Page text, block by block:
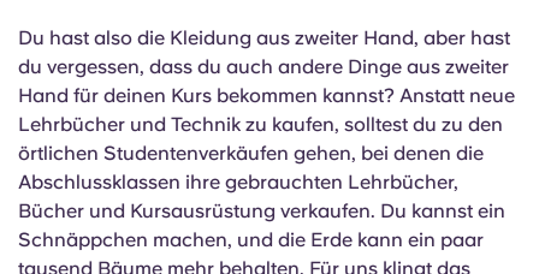
Du hast also die Kleidung aus zweiter Hand, aber hast
du vergessen, dass du auch andere Dinge aus zweiter
Hand für deinen Kurs bekommen kannst? Anstatt neue
Lehrbücher und Technik zu kaufen, solltest du zu den
örtlichen Studentenverkäufen gehen, bei denen die
Abschlussklassen ihre gebrauchten Lehrbücher,
Bücher und Kursausrüstung verkaufen. Du kannst ein
Schnäppchen machen, und die Erde kann ein paar
tausend Bäume mehr behalten. Für uns klingt das